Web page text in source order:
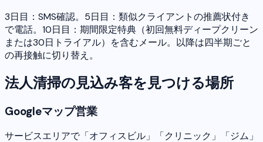
3日目：SMS確認。5日目：類似クライアントの推薦状付き
で電話。10日目：期間限定特典（初回無料ディープクリーン
または30日トライアル）を含むメール。以降は四半期ごと
の再接触に切り替え。
法人清掃の見込み客を見つける場所
Googleマップ営業
サービスエリアで「オフィスビル」「クリニック」「ジム」